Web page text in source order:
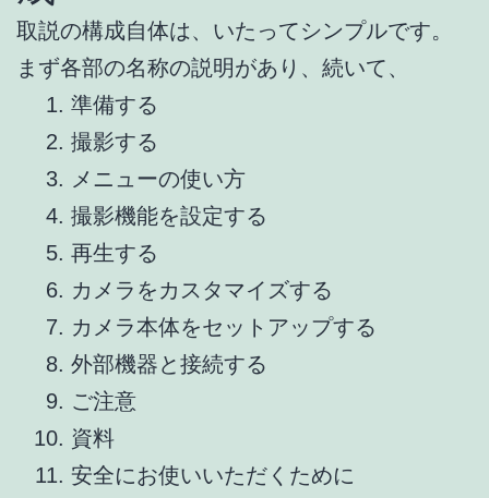
取説の構成自体は、いたってシンプルです。
まず各部の名称の説明があり、続いて、
準備する
撮影する
メニューの使い方
撮影機能を設定する
再生する
カメラをカスタマイズする
カメラ本体をセットアップする
外部機器と接続する
ご注意
資料
安全にお使いいただくために